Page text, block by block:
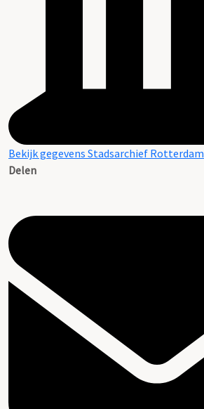
Bekijk gegevens Stadsarchief Rotterdam
Delen